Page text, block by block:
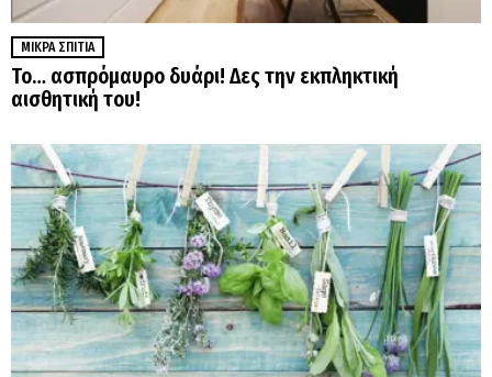
ΜΙΚΡΆ ΣΠΊΤΙΑ
Το… ασπρόμαυρο δυάρι! Δες την εκπληκτική
αισθητική του!